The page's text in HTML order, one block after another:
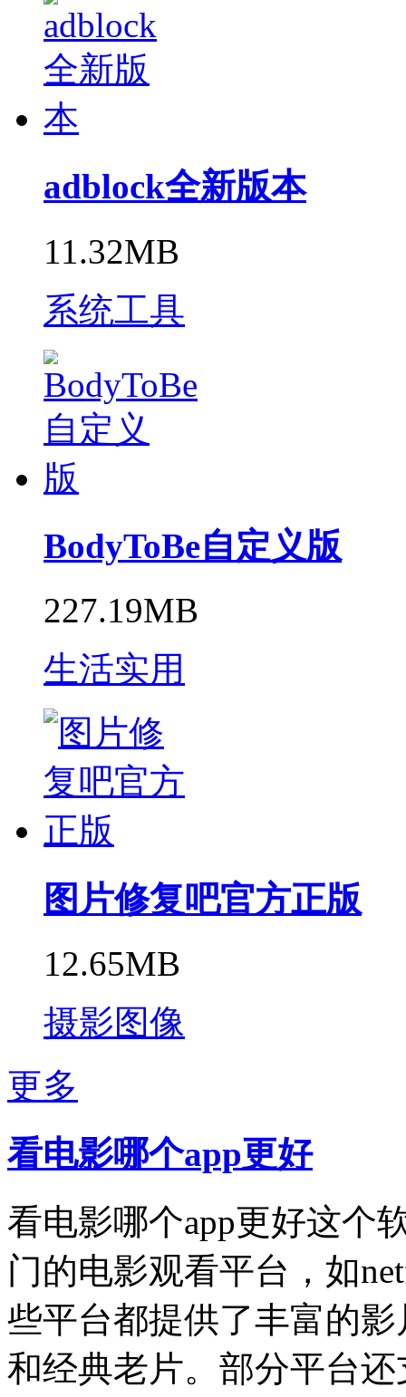
adblock全新版本
11.32MB
系统工具
BodyToBe自定义版
227.19MB
生活实用
图片修复吧官方正版
12.65MB
摄影图像
更多
看电影哪个app更好
看电影哪个app更好这个
门的电影观看平台，如
些平台都提供了丰富的
和经典老片。部分平台